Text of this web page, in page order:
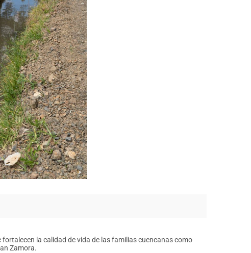
fortalecen la calidad de vida de las familias cuencanas como
Zamora.